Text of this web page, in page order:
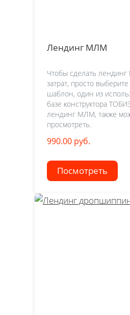
Лендинг МЛМ
Чтобы сделать
затрат, просто
шаблон, один из
базе конструктора
лендинг МЛМ, также
просмотреть.
990.00 руб.
Посмотреть